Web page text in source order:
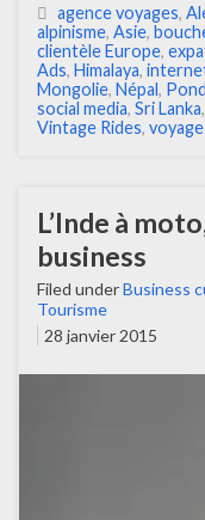
agence voyages,
alpinisme, Asie,
clientèle Europe,
Ads, Himalaya,
Mongolie, Népal,
social media, Sri Lanka,
Vintage Rides,
L’Inde à
business
Filed underBusiness
Tourisme
28 janvier 2015